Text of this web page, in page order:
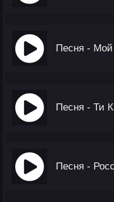
Песня -
Песня - Ти
Песня -